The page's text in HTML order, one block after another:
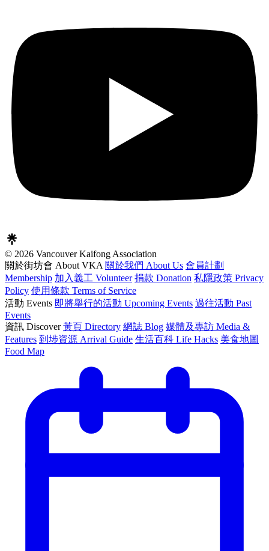
© 2026 Vancouver Kaifong Association
關於街坊會 About VKA 關於我們 About Us 會員計劃
Membership 加入義工 Volunteer 捐款 Donation 私隱政策 Privacy
Policy 使用條款 Terms of Service
活動 Events 即將舉行的活動 Upcoming Events 過往活動 Past
Events
資訊 Discover 黃頁 Directory 網誌 Blog 媒體及專訪 Media &
Features 到埗資源 Arrival Guide 生活百科 Life Hacks 美食地圖
Food Map